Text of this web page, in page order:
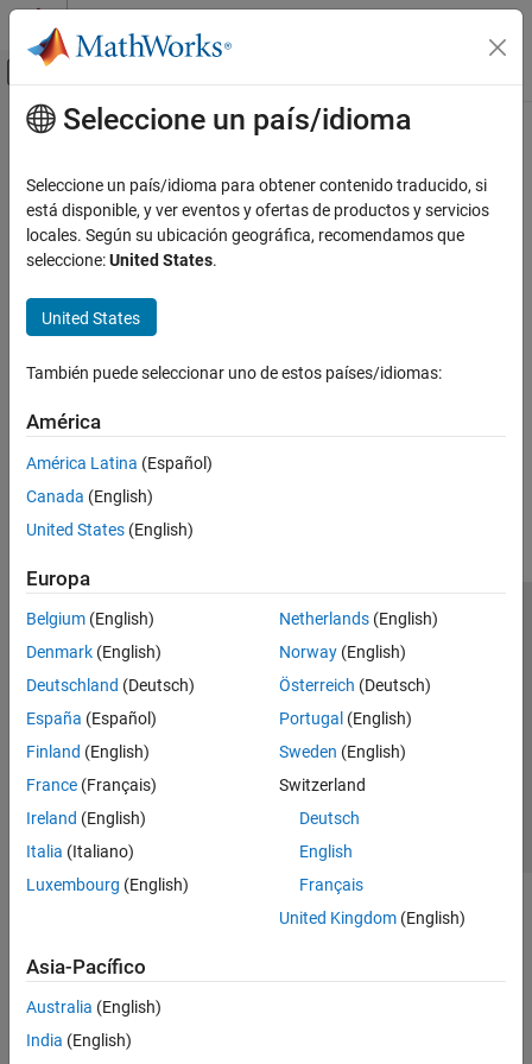
Saltar al contenido
Mostrar/ocultar menú de navegación
Inicio de Documentación
Contenido principal
¿Qué tan útil fue esta traducción?
Seleccione un país/idioma
Seleccione un país/idioma para obtener contenido traducido, si
está disponible, y ver eventos y ofertas de productos y servicios
locales. Según su ubicación geográfica, recomendamos que
seleccione:United States.
United States
También puede seleccionar uno de estos países/idiomas:
América
América Latina (Español)
Canada (English)
United States (English)
Europa
Belgium (English)
Denmark (English)
Deutschland (Deutsch)
España (Español)
Finland (English)
France (Français)
Ireland (English)
Italia (Italiano)
Luxembourg (English)
Netherlands(English)
Norway(English)
Österreich (Deutsch)
Portugal (English)
Sweden (English)
Switzerland
Deutsch
English
Français
United Kingdom(English)
Asia-Pacífico
Australia (English)
India (English)
Centro de confianza
Marcas comerciales
Política de privacidad
Antipiratería
Estado de las aplicaciones
Información de contacto
© 1994-2026 The MathWorks, Inc.